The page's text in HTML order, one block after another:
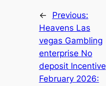
←
Previous:
Heavens Las
vegas Gambling
enterprise No
deposit Incentive
February 2026: